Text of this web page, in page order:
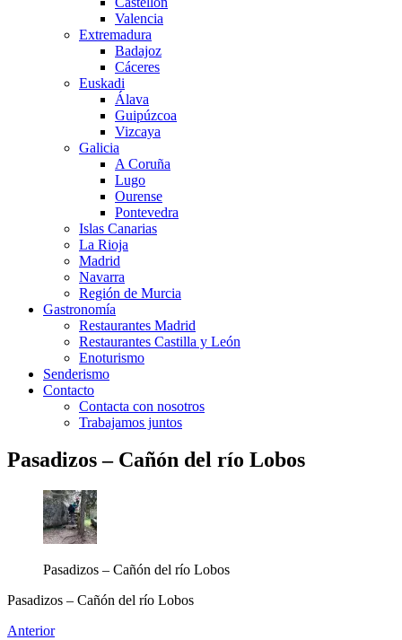
Valencia
Extremadura
Badajoz
Cáceres
Euskadi
Álava
Guipúzcoa
Vizcaya
Galicia
A Coruña
Lugo
Ourense
Pontevedra
Islas Canarias
La Rioja
Madrid
Navarra
Región de Murcia
Gastronomía
Restaurantes Madrid
Restaurantes Castilla y León
Enoturismo
Senderismo
Contacto
Contacta con nosotros
Trabajamos juntos
Pasadizos – Cañón del río Lobos
Pasadizos – Cañón del río Lobos
Pasadizos – Cañón del río Lobos
Anterior